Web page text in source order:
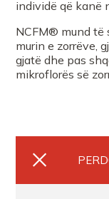
individë që kanë
NCFM® mund të
murin e zorrëve,
gjatë dhe pas
mikroflorës së